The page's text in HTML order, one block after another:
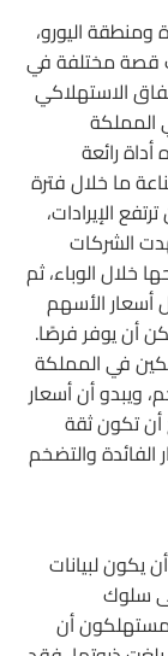
اليورو،
قصة مختلفة في
الاستهلاكي
عليه في عام 2019، وفي المملكة
رائعة
ما خلال فترة
الإيرادات،
الشركات
خلال الوباء، ثم
أسعار الأسهم
أن يوفر فرصًا.
في المملكة
ويبدو أن أسعار
أن تكون ثقة
والتضخم
يكون لبيانات
سلوك
أن